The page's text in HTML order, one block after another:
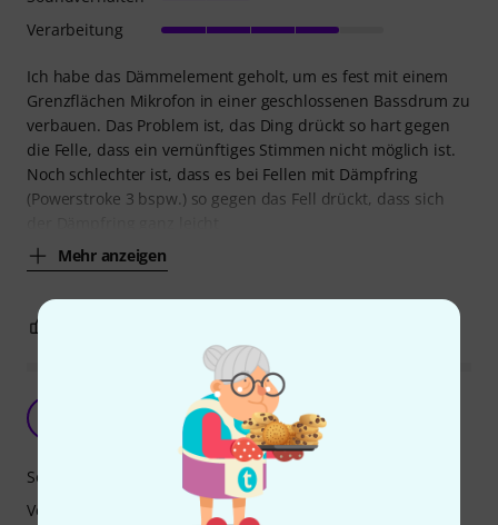
Ich habe das Dämmelement geholt, um es fest mit einem
Grenzflächen Mikrofon in einer geschlossenen Bassdrum zu
verbauen. Das Problem ist, das Ding drückt so hart gegen
die Felle, dass ein vernünftiges Stimmen nicht möglich ist.
Noch schlechter ist, dass es bei Fellen mit Dämpfring
(Powerstroke 3 bspw.) so gegen das Fell drückt, dass sich
Mehr anzeigen
Verarbeitung
Sonitus The Kicker 2.0
Rolf792 11.01.2022
Soundverhalten
Verarbeitung